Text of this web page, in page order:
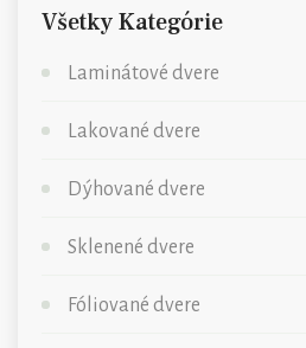
Všetky Kategórie
Laminátové dvere
Lakované dvere
Dýhované dvere
Sklenené dvere
Fóliované dvere